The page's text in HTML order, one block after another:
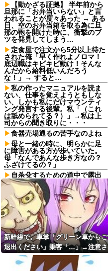
【動かざる証拠】 半年前から
旦那に「お弁当いらない」と言
われることが度々あった → ある
日、空のお弁当箱を取る為に旦
那の鞄を開けた時に、衝撃のブ
ツを発見してしまう…
定食屋で注文から5分以上待た
された俺「早く作れよノロマ！
底辺職はキビキビ動け！そんな
んだから給料低いんだろう
な！」→ すると…
私の作ったマニュアルを読ま
ない、仕事を覚えようともしな
い、しかも私にだけマウンティ
ング発言する後輩。私「（これ
は舐められてる？）」→私は上
司からの聞き取りに・・・
食器売場通るの苦手なのよね
母と一緒の時に、明らかに足
に障害がある方が歩いていた。
母「なんであんな歩き方なの？
ふざけてるの？」
自杀殳するための道中で露出
狂に出会った。自分でもよく分
からないけどソイツの腕をしっ
かり掴んで境遇を泣きながら話
した。すると露出狂は…
どれだけ食べても体型が変わ
らない彼女。その理由を聞いた
ら、思いもしなかった方法で維
持していて…
友達「少しだけお茶しよう
よ」妊婦の私「気分転換になる
なら…」→帰宅してから思わぬ
異変が起きて…
新幹線で。車掌「グリーン車からご
退出ください」乗客「…」→注意さ
れても動かない乗客を見ていたら、
その直後まさかの展開に…